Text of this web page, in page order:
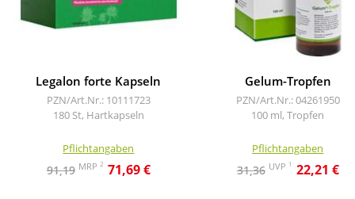
Legalon forte Kapseln
PZN/Art.Nr.: 10111723
180 St, Hartkapseln
Pflichtangaben
91,19 MRP 2 71,69 €
Gelum-Tropfen
PZN/Art.Nr.: 04261950
100 ml, Tropfen
Pflichtangaben
31,36 UVP 1 22,21 €